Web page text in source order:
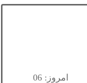
امروز: 06